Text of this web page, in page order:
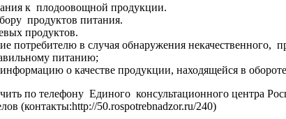
к плодоовощной продукции.
продуктов питания.
продуктов.
потребителю в случая обнаружения некачественного,
питанию;
о качестве продукции, находящейся в
по телефону Единого консультационного центра
(контакты:http://50.rospotrebnadzor.ru/240)